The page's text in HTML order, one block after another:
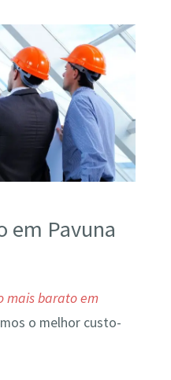
em Pavuna
mais barato em
o melhor custo-